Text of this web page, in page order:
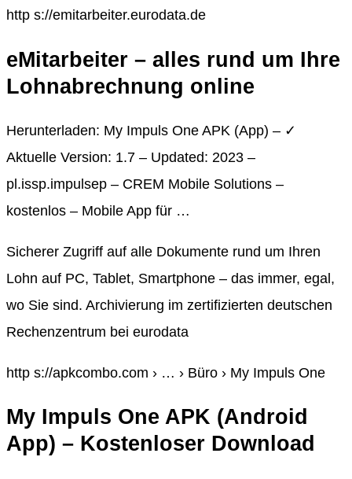
http s://emitarbeiter.eurodata.de
eMitarbeiter – alles rund um Ihre
Lohnabrechnung online
Herunterladen: My Impuls One APK (App) – ✓
Aktuelle Version: 1.7 – Updated: 2023 –
pl.issp.impulsep – CREM Mobile Solutions –
kostenlos – Mobile App für …
Sicherer Zugriff auf alle Dokumente rund um Ihren
Lohn auf PC, Tablet, Smartphone – das immer, egal,
wo Sie sind. Archivierung im zertifizierten deutschen
Rechenzentrum bei eurodata
http s://apkcombo.com › … › Büro › My Impuls One
My Impuls One APK (Android
App) – Kostenloser Download